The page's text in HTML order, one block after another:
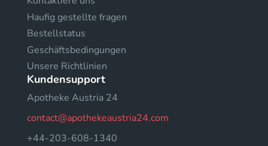
Haufig gestellte fragen
Bestellstatus
Geschäftsbedingungen
Unsere Richtlinien
Kundensupport
Apotheke Austria 24
contact@apothekeaustria24.com
+44-203-608-1340